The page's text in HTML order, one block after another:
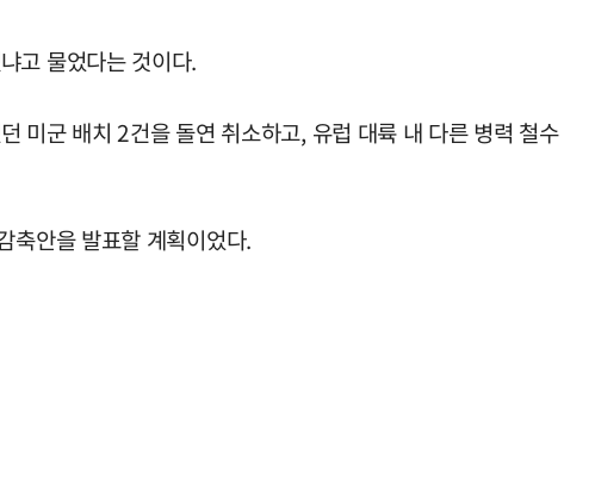
고 물었다는 것이다.
미군 배치 2건을 돌연 취소하고, 유럽 대륙 내 다른 병력 철수
축안을 발표할 계획이었다.